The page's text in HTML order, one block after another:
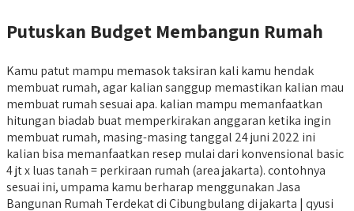
Putuskan Budget Membangun Rumah
Kamu patut mampu memasok taksiran kali kamu hendak
membuat rumah, agar kalian sanggup memastikan kalian mau
membuat rumah sesuai apa. kalian mampu memanfaatkan
hitungan biadab buat memperkirakan anggaran ketika ingin
membuat rumah, masing-masing tanggal 24 juni 2022 ini
kalian bisa memanfaatkan resep mulai dari konvensional basic
4 jt x luas tanah = perkiraan rumah (area jakarta). contohnya
sesuai ini, umpama kamu berharap menggunakan Jasa
Bangunan Rumah Terdekat di Cibungbulang di jakarta | qyusi